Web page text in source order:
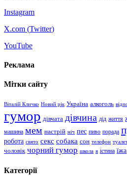
Instagram
X.com (Twitter)
YouTube
Реклама
Мітки сайту
Віталій Кличко Новий рік Україна алкоголь
гумор дівчата дівчина дід життя
машина мем настрій ніч пес пиво порада
робота свято секс собака сон телефон
чоловік чорний гумор школа я істина їжа
Категорії